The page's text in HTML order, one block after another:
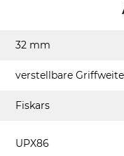
32 mm
verstellbare Griffweite
Fiskars
UPX86